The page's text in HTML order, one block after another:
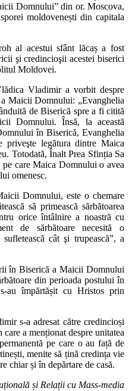
Domnului” din or. Moscova,
moldovenești din capitala
al acestui sfânt lăcaș a fost
şi credincioşii acestei biserici
Moldovei.
Vladimir a vorbit despre
Maicii Domnului: „Evanghelia
de Biserică spre a fi citită
Domnului. Însă, la această
în Biserică, Evanghelia
priveşte legătura dintre Maica
Totodată, Înalt Prea Sfinția Sa
care Maica Domnului o avea
omenesc.
Domnului, este o chemare
să primească sărbătoarea
orice întâlnire a noastră cu
de sărbătoare necesită o
cât şi trupească”, a
în Biserică a Maicii Domnului
din perioada postului în
au împărtășit cu Hristos prin
s-a adresat către credincioși
a menționat despre unitatea
pe care o au față de
menite să țină credința vie
chiar și în depărtare de casă.
și Relații cu Mass-media